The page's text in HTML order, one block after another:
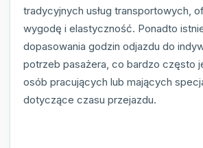
tradycyjnych usług transportowych,
wygodę i elastyczność. Ponadto
dopasowania godzin odjazdu do
potrzeb pasażera, co bardzo często
osób pracujących lub mających
dotyczące czasu przejazdu.